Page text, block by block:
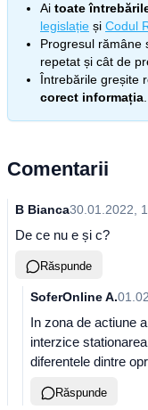
Ai toate
legislație și Codul
Progresul rămâne
repetat și cât de
Întrebările greșite
corect informația
Comentarii
B Bianca30.01.2022,
De ce nu e și c?
Răspunde
SoferOnline A.
In zona de actiune
interzice
diferentele dintre
Răspunde